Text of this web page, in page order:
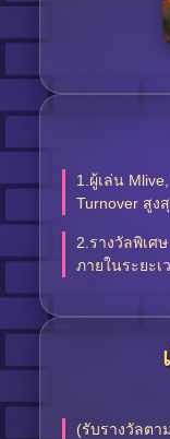
1.ผู้เล่น
Turnover สูง
2.รางวัลพิเศ
ภายในระยะเ
(รับรางวัลตา